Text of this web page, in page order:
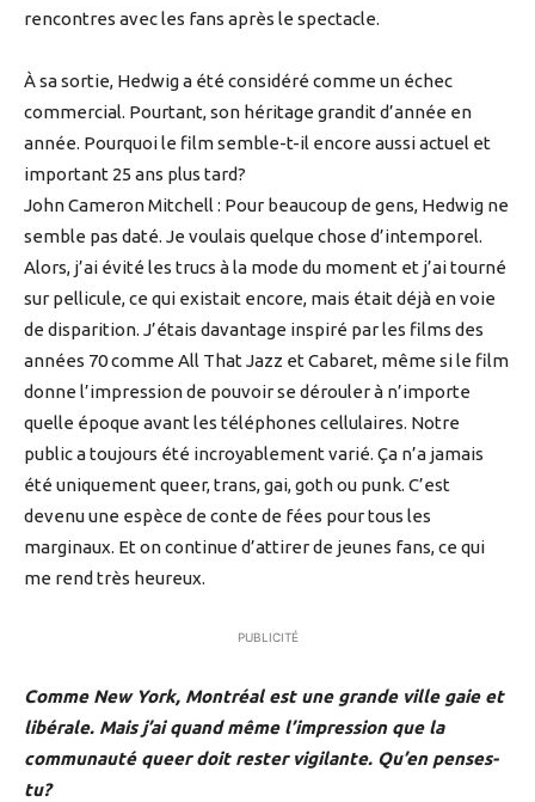
rencontres avec les fans après le spectacle.
À sa sortie, Hedwig a été considéré comme un échec
commercial. Pourtant, son héritage grandit d’année en
année. Pourquoi le film semble-t-il encore aussi actuel et
important 25 ans plus tard?
John Cameron Mitchell : Pour beaucoup de gens, Hedwig ne
semble pas daté. Je voulais quelque chose d’intemporel.
Alors, j’ai évité les trucs à la mode du moment et j’ai tourné
sur pellicule, ce qui existait encore, mais était déjà en voie
de disparition. J’étais davantage inspiré par les films des
années 70 comme All That Jazz et Cabaret, même si le film
donne l’impression de pouvoir se dérouler à n’importe
quelle époque avant les téléphones cellulaires. Notre
public a toujours été incroyablement varié. Ça n’a jamais
été uniquement queer, trans, gai, goth ou punk. C’est
devenu une espèce de conte de fées pour tous les
marginaux. Et on continue d’attirer de jeunes fans, ce qui
me rend très heureux.
PUBLICITÉ
Comme New York, Montréal est une grande ville gaie et
libérale. Mais j’ai quand même l’impression que la
communauté queer doit rester vigilante. Qu’en penses-
tu?